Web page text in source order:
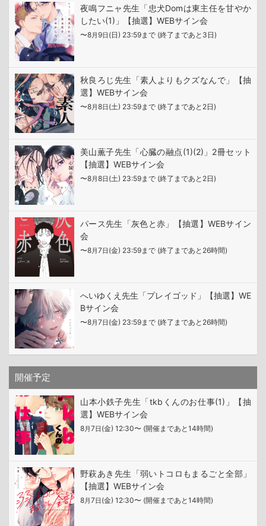
夜鳴フニャ先生「忠犬Domは東主任を甘やか
したい(1)」【抽選】WEBサイン会
〜8月9日 (日) 23:59まで (終了まであと3日)
秋良ろじ先生「素人よりもクズなんで」【抽
選】WEBサイン会
〜8月8日 (土) 23:59まで (終了まであと2日)
美山薫子先生「心臓の融点(1)(2)」2冊セット
【抽選】WEBサイン会
〜8月8日 (土) 23:59まで (終了まであと2日)
パース先生「灰色と赤」【抽選】WEBサイン
会
〜8月7日 (金) 23:59まで (終了まであと26時間)
へいゆくえ先生「プレイゴッド」【抽選】WE
Bサイン会
〜8月7日 (金) 23:59まで (終了まであと26時間)
開催予定
山本小鉄子先生「tkbくんのお仕事(1)」【抽
選】WEBサイン会
8月7日 (金) 12:30〜 (開催まであと14時間)
野萩あき先生「弱いトコロもまるごと全部」
【抽選】WEBサイン会
8月7日 (金) 12:30〜 (開催まであと14時間)